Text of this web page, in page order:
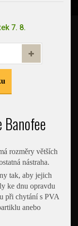
7. 8.
Banofee
rozměry větších
nástraha.
tak, aby jejich
ke dnu opravdu
při chytání s PVA
anebo